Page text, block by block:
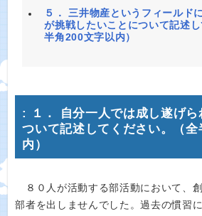
５． 三井物産というフィールド
が挑戦したいことについて記述
半角200文字以内）
: １． 自分一人では成し遂げら
ついて記述してください。（全
内）
８０人が活動する部活動において、
部者を出しませんでした。過去の慣習